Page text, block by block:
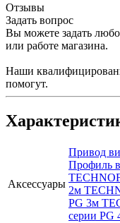
Отзывы
Задать вопрос
Вы можете задать
или работе магазина.
Наши
помогут.
Аксессуары
Привод
Профиль
2м
PG 3м
серии